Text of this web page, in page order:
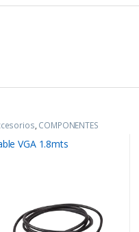
, COMPONENTES
VGA 1.8mts